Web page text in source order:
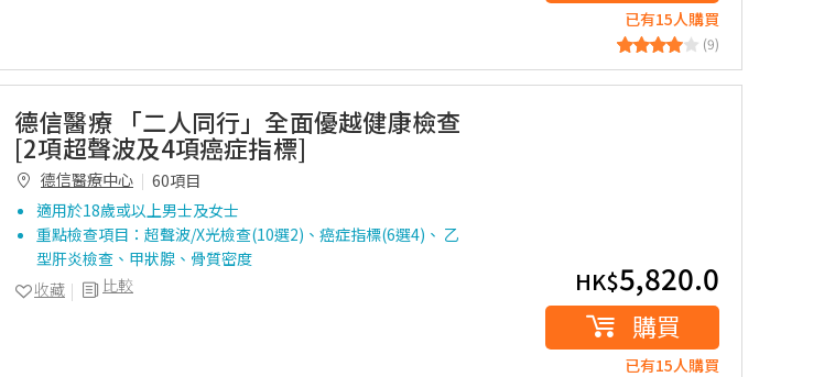
已有15人購買
(9)
德信醫療 「二人同行」全面優越健康檢查
[2項超聲波及4項癌症指標]
德信醫療中心
60項目
適用於18歲或以上男士及女士
重點檢查項目：超聲波/X光檢查(10選2)、癌症指標(6選4)、 乙
型肝炎檢查、甲狀腺、骨質密度
比較
收藏 HK$5,820.0
購買
已有15人購買